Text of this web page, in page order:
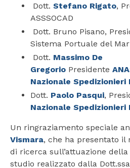
Dott. Stefano Rigato,
ASSSOCAD
Dott. Bruno Pisano,
Sistema Portuale del
Dott. Massimo De
Gregorio Presidente
Nazionale Spedizionieri
Dott. Paolo Pasqui,
Nazionale Spedizionieri
Un ringraziamento speciale
Vismara, che ha presentato il
di ricerca sull’attuazione della
studio realizzato dalla